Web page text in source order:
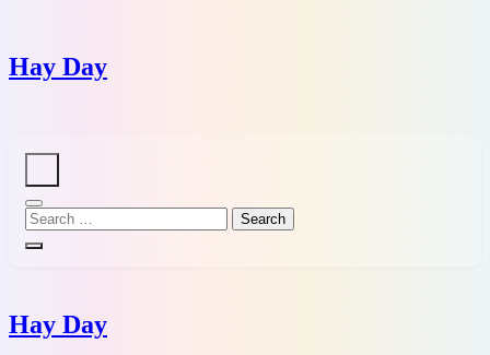
content
Hay Day
Hay Day